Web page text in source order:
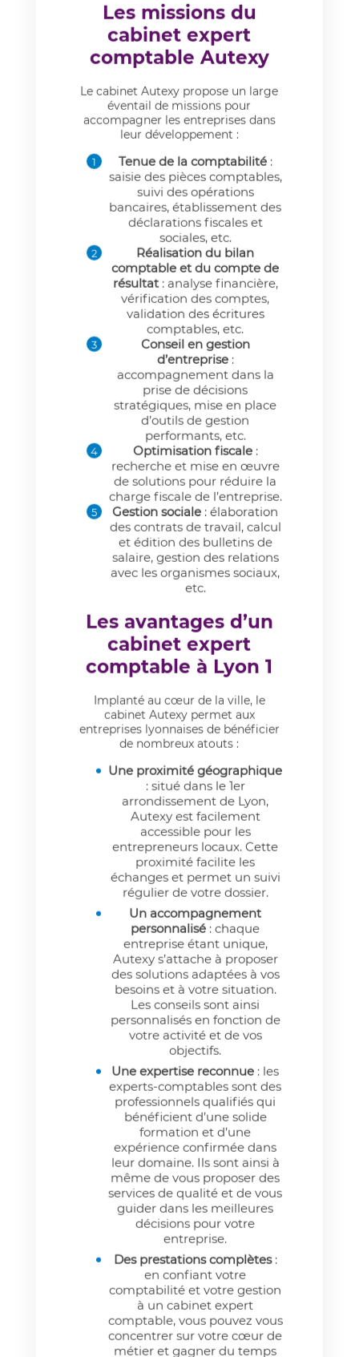
Les missions du
cabinet expert
comptable Autexy
Le cabinet Autexy propose un large
éventail de missions pour
accompagner les entreprises dans
leur développement :
Tenue de la comptabilité:
saisie des pièces comptables,
suivi des opérations
bancaires, établissement des
déclarations fiscales et
sociales, etc.
Réalisation du bilan
comptable et du compte de
résultat: analyse financière,
vérification des comptes,
validation des écritures
comptables, etc.
Conseil en gestion
d’entreprise:
accompagnement dans la
prise de décisions
stratégiques, mise en place
d’outils de gestion
performants, etc.
Optimisation fiscale:
recherche et mise en œuvre
de solutions pour réduire la
charge fiscale de l’entreprise.
Gestion sociale : élaboration
des contrats de travail, calcul
et édition des bulletins de
salaire, gestion des relations
avec les organismes sociaux,
etc.
Les avantages d’un
cabinet expert
comptable à Lyon 1
Implanté au cœur de la ville, le
cabinet Autexy permet aux
entreprises lyonnaises de bénéficier
de nombreux atouts :
Une proximité géographique
: situé dans le 1er
arrondissement de Lyon,
Autexy est facilement
accessible pour les
entrepreneurs locaux. Cette
proximité facilite les
échanges et permet un suivi
régulier de votre dossier.
Un accompagnement
personnalisé : chaque
entreprise étant unique,
Autexy s’attache à proposer
des solutions adaptées à vos
besoins et à votre situation.
Les conseils sont ainsi
personnalisés en fonction de
votre activité et de vos
objectifs.
Une expertise reconnue : les
experts-comptables sont des
professionnels qualifiés qui
bénéficient d’une solide
formation et d’une
expérience confirmée dans
leur domaine. Ils sont ainsi à
même de vous proposer des
services de qualité et de vous
guider dans les meilleures
décisions pour votre
entreprise.
Des prestations complètes:
en confiant votre
comptabilité et votre gestion
à un cabinet expert
comptable, vous pouvez vous
concentrer sur votre cœur de
métier et gagner du temps